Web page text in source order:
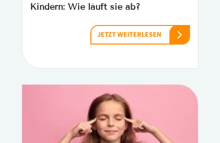
Kindern: Wie läuft sie ab?
JETZT WEITERLESEN